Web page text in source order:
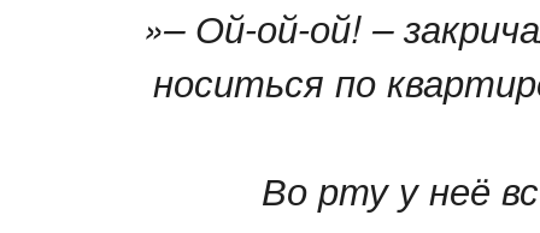
»– Ой-ой-ой! –
носиться по
Во рту у неё